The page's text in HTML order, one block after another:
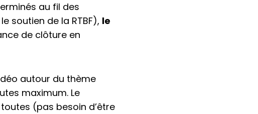
au fil des
soutien de la RTBF), le
de clôture en
autour du thème
maximum. Le
(pas besoin d’être